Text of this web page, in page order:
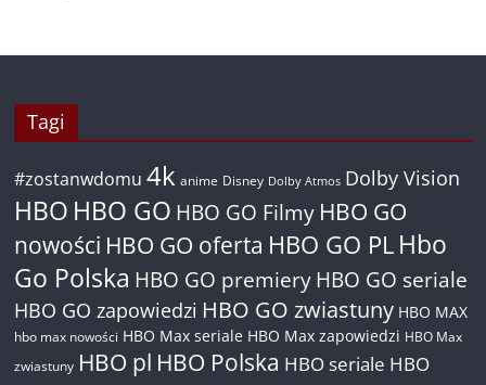
Tagi
#zostanwdomu 4k anime Disney Dolby Atmos Dolby Vision
HBO HBO GO HBO GO Filmy HBO GO
nowości HBO GO oferta HBO GO PL Hbo
Go Polska HBO GO premiery HBO GO seriale
HBO GO zapowiedzi HBO GO zwiastuny HBO MAX
hbo max nowości HBO Max seriale HBO Max zapowiedzi HBO Max
zwiastuny HBO pl HBO Polska HBO seriale HBO